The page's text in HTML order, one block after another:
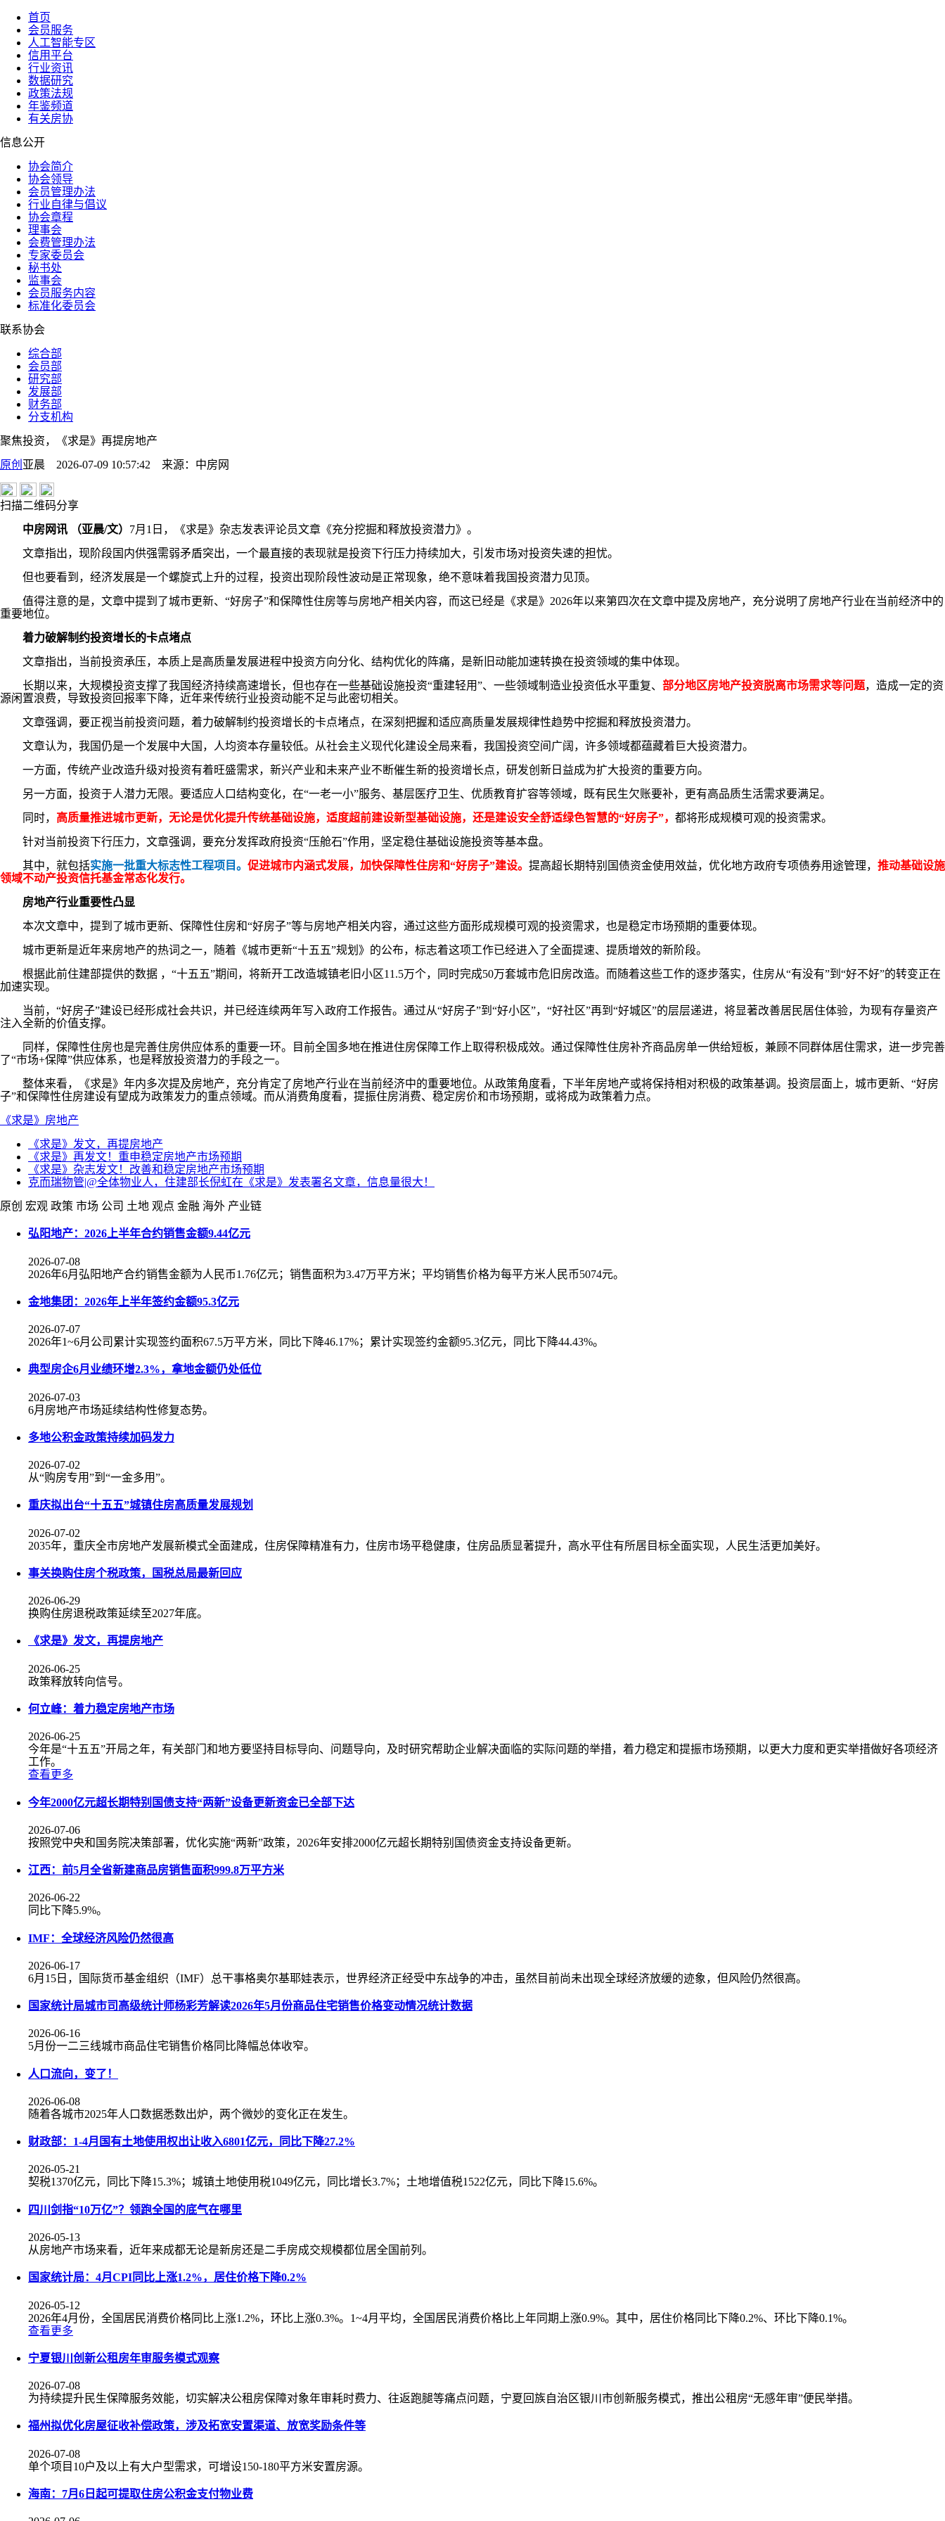
首页
会员服务
人工智能专区
信用平台
行业资讯
数据研究
政策法规
年鉴频道
有关房协
信息公开
协会简介
协会领导
会员管理办法
行业自律与倡议
协会章程
理事会
会费管理办法
专家委员会
秘书处
监事会
会员服务内容
标准化委员会
联系协会
综合部
会员部
研究部
发展部
财务部
分支机构
聚焦投资，《求是》再提房地产
原创 亚晨 2026-07-09 10:57:42 来源： 中房网
扫描二维码分享
中房网讯 （亚晨/文） 7月1日，《求是》杂志发表评论员文章《充分挖掘和释放投资潜力》。
文章指出，现阶段国内供强需弱矛盾突出，一个最直接的表现就是投资下行压力持续加大，引发市场对投资失速的担忧。
但也要看到，经济发展是一个螺旋式上升的过程，投资出现阶段性波动是正常现象，绝不意味着我国投资潜力见顶。
值得注意的是，文章中提到了城市更新、“好房子”和保障性住房等与房地产相关内容，而这已经是《求是》2026年以来第四次在文章中提及房地产，充分说明了房地产行业在当前经济中的
重要地位。
着力破解制约投资增长的卡点堵点
文章指出，当前投资承压，本质上是高质量发展进程中投资方向分化、结构优化的阵痛，是新旧动能加速转换在投资领域的集中体现。
长期以来，大规模投资支撑了我国经济持续高速增长，但也存在一些基础设施投资“重建轻用”、一些领域制造业投资低水平重复、 部分地区房地产投资脱离市场需求等问题，造成一定的资
源闲置浪费，导致投资回报率下降，近年来传统行业投资动能不足与此密切相关。
文章强调，要正视当前投资问题，着力破解制约投资增长的卡点堵点，在深刻把握和适应高质量发展规律性趋势中挖掘和释放投资潜力。
文章认为，我国仍是一个发展中大国，人均资本存量较低。从社会主义现代化建设全局来看，我国投资空间广阔，许多领域都蕴藏着巨大投资潜力。
一方面，传统产业改造升级对投资有着旺盛需求，新兴产业和未来产业不断催生新的投资增长点，研发创新日益成为扩大投资的重要方向。
另一方面，投资于人潜力无限。要适应人口结构变化，在“一老一小”服务、基层医疗卫生、优质教育扩容等领域，既有民生欠账要补，更有高品质生活需求要满足。
同时， 高质量推进城市更新，无论是优化提升传统基础设施，适度超前建设新型基础设施，还是建设安全舒适绿色智慧的“好房子”， 都将形成规模可观的投资需求。
针对当前投资下行压力，文章强调，要充分发挥政府投资“压舱石”作用，坚定稳住基础设施投资等基本盘。
其中，就包括实施一批重大标志性工程项目。 促进城市内涵式发展，加快保障性住房和“好房子”建设。 提高超长期特别国债资金使用效益，优化地方政府专项债券用途管理， 推动基础设施
领域不动产投资信托基金常态化发行。
房地产行业重要性凸显
本次文章中，提到了城市更新、保障性住房和“好房子”等与房地产相关内容，通过这些方面形成规模可观的投资需求，也是稳定市场预期的重要体现。
城市更新是近年来房地产的热词之一，随着《城市更新“十五五”规划》的公布，标志着这项工作已经进入了全面提速、提质增效的新阶段。
根据此前住建部提供的数据 ，“十五五”期间，将新开工改造城镇老旧小区11.5万个，同时完成50万套城市危旧房改造。而随着这些工作的逐步落实，住房从“有没有”到“好不好”的转变正在
加速实现。
当前，“好房子”建设已经形成社会共识，并已经连续两年写入政府工作报告。通过从“好房子”到“好小区”，“好社区”再到“好城区”的层层递进，将显著改善居民居住体验，为现有存量资产
注入全新的价值支撑。
同样，保障性住房也是完善住房供应体系的重要一环。目前全国多地在推进住房保障工作上取得积极成效。通过保障性住房补齐商品房单一供给短板，兼顾不同群体居住需求，进一步完善
了“市场+保障”供应体系，也是释放投资潜力的手段之一。
整体来看，《求是》年内多次提及房地产，充分肯定了房地产行业在当前经济中的重要地位。从政策角度看，下半年房地产或将保持相对积极的政策基调。投资层面上，城市更新、“好房
子”和保障性住房建设有望成为政策发力的重点领域。而从消费角度看，提振住房消费、稳定房价和市场预期，或将成为政策着力点。
《求是》 房地产
《求是》发文，再提房地产
《求是》再发文！重申稳定房地产市场预期
《求是》杂志发文！改善和稳定房地产市场预期
克而瑞物管|@全体物业人，住建部长倪虹在《求是》发表署名文章，信息量很大！
原创 宏观 政策 市场 公司 土地 观点 金融 海外 产业链
弘阳地产：2026上半年合约销售金额9.44亿元
2026-07-08
2026年6月弘阳地产合约销售金额为人民币1.76亿元；销售面积为3.47万平方米；平均销售价格为每平方米人民币5074元。
金地集团：2026年上半年签约金额95.3亿元
2026-07-07
2026年1~6月公司累计实现签约面积67.5万平方米，同比下降46.17%；累计实现签约金额95.3亿元，同比下降44.43%。
典型房企6月业绩环增2.3%，拿地金额仍处低位
2026-07-03
6月房地产市场延续结构性修复态势。
多地公积金政策持续加码发力
2026-07-02
从“购房专用”到“一金多用”。
重庆拟出台“十五五”城镇住房高质量发展规划
2026-07-02
2035年，重庆全市房地产发展新模式全面建成，住房保障精准有力，住房市场平稳健康，住房品质显著提升，高水平住有所居目标全面实现，人民生活更加美好。
事关换购住房个税政策，国税总局最新回应
2026-06-29
换购住房退税政策延续至2027年底。
《求是》发文，再提房地产
2026-06-25
政策释放转向信号。
何立峰：着力稳定房地产市场
2026-06-25
今年是“十五五”开局之年，有关部门和地方要坚持目标导向、问题导向，及时研究帮助企业解决面临的实际问题的举措，着力稳定和提振市场预期，以更大力度和更实举措做好各项经济
工作。
查看更多
今年2000亿元超长期特别国债支持“两新”设备更新资金已全部下达
2026-07-06
按照党中央和国务院决策部署，优化实施“两新”政策，2026年安排2000亿元超长期特别国债资金支持设备更新。
江西：前5月全省新建商品房销售面积999.8万平方米
2026-06-22
同比下降5.9%。
IMF：全球经济风险仍然很高
2026-06-17
6月15日，国际货币基金组织（IMF）总干事格奥尔基耶娃表示，世界经济正经受中东战争的冲击，虽然目前尚未出现全球经济放缓的迹象，但风险仍然很高。
国家统计局城市司高级统计师杨彩芳解读2026年5月份商品住宅销售价格变动情况统计数据
2026-06-16
5月份一二三线城市商品住宅销售价格同比降幅总体收窄。
人口流向，变了！
2026-06-08
随着各城市2025年人口数据悉数出炉，两个微妙的变化正在发生。
财政部：1-4月国有土地使用权出让收入6801亿元，同比下降27.2%
2026-05-21
契税1370亿元，同比下降15.3%；城镇土地使用税1049亿元，同比增长3.7%；土地增值税1522亿元，同比下降15.6%。
四川剑指“10万亿”？领跑全国的底气在哪里
2026-05-13
从房地产市场来看，近年来成都无论是新房还是二手房成交规模都位居全国前列。
国家统计局：4月CPI同比上涨1.2%，居住价格下降0.2%
2026-05-12
2026年4月份，全国居民消费价格同比上涨1.2%，环比上涨0.3%。1­­~4月平均，全国居民消费价格比上年同期上涨0.9%。其中，居住价格同比下降0.2%、环比下降0.1%。
查看更多
宁夏银川创新公租房年审服务模式观察
2026-07-08
为持续提升民生保障服务效能，切实解决公租房保障对象年审耗时费力、往返跑腿等痛点问题，宁夏回族自治区银川市创新服务模式，推出公租房“无感年审”便民举措。
福州拟优化房屋征收补偿政策，涉及拓宽安置渠道、放宽奖励条件等
2026-07-08
单个项目10户及以上有大户型需求，可增设150-180平方米安置房源。
海南：7月6日起可提取住房公积金支付物业费